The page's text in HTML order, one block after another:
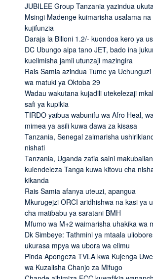
JUBILEE Group Tanzania yazindua
Msingi Madenge kuimarisha usalama
kujifunzia
Daraja la Bilioni 1.2/- kuondoa kero ya
DC Ubungo aipa tano JET, bado ina
kuelimisha jamii utunzaji mazingira
Rais Samia azindua Tume ya
wa matuki ya Oktoba 29
Wadau wakutana kujadili utekelezaji
safi ya kupikia
TIRDO yaibua wabunifu wa Afro Heal,
mimea ya asili kuwa dawa za kisasa
Tanzania, Senegal zaimarisha
nishati
Tanzania, Uganda zatia saini
kuiendeleza Tanga kuwa kitovu cha
kikanda
Rais Samia afanya uteuzi, apangua
Mkurugejzi ORCI aridhishwa na kasi ya
cha matibabu ya saratani BMH
Mfumo wa M+2 waimarisha uhakika wa
Dk Simbeye: Tathmini ya mtaala
ukurasa mpya wa ubora wa elimu
Pinda Apongeza TVLA kwa Kujenga
wa Kuzalisha Chanjo za Mifugo